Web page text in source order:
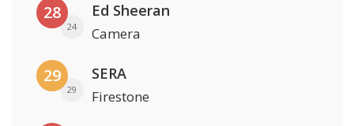
28
24
Ed Sheeran
Camera
29
29
SERA
Firestone